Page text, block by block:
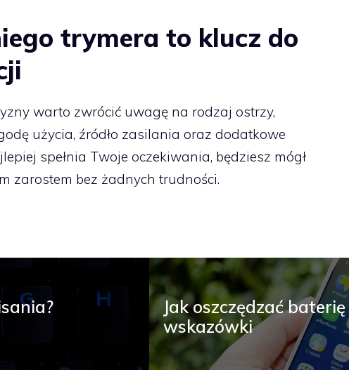
trymera to klucz do
warto zwrócić uwagę na rodzaj ostrzy,
użycia, źródło zasilania oraz dodatkowe
spełnia Twoje oczekiwania, będziesz mógł
zarostem bez żadnych trudności.
Jak oszczędzać
wskazówki